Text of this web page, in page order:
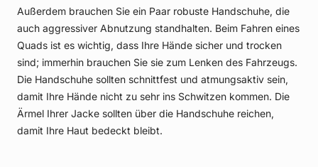
Außerdem brauchen Sie ein Paar robuste Handschuhe, die
auch aggressiver Abnutzung standhalten. Beim Fahren eines
Quads ist es wichtig, dass Ihre Hände sicher und trocken
sind; immerhin brauchen Sie sie zum Lenken des Fahrzeugs.
Die Handschuhe sollten schnittfest und atmungsaktiv sein,
damit Ihre Hände nicht zu sehr ins Schwitzen kommen. Die
Ärmel Ihrer Jacke sollten über die Handschuhe reichen,
damit Ihre Haut bedeckt bleibt.